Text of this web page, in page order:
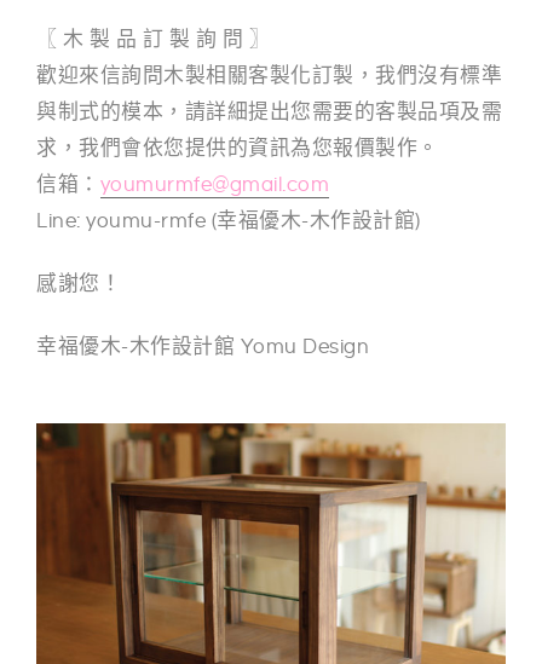
〖 木 製 品 訂 製 詢 問 〗
歡迎來信詢問木製相關客製化訂製，我們沒有標準
與制式的模本，請詳細提出您需要的客製品項及需
求，我們會依您提供的資訊為您報價製作。
信箱： youmurmfe@gmail.com
Line: youmu-rmfe (幸福優木-木作設計館)
感謝您！
幸福優木-木作設計館 Yomu Design